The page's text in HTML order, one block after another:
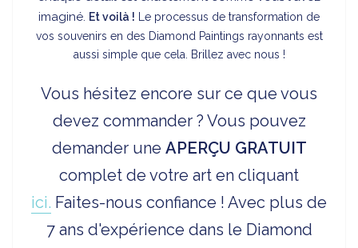
imaginé. Et voilà ! Le processus de transformation de
vos souvenirs en des Diamond Paintings rayonnants est
aussi simple que cela. Brillez avec nous !
Vous hésitez encore sur ce que vous
devez commander ? Vous pouvez
demander une APERÇU GRATUIT
complet de votre art en cliquant
ici. Faites-nous confiance ! Avec plus de
7 ans d'expérience dans le Diamond